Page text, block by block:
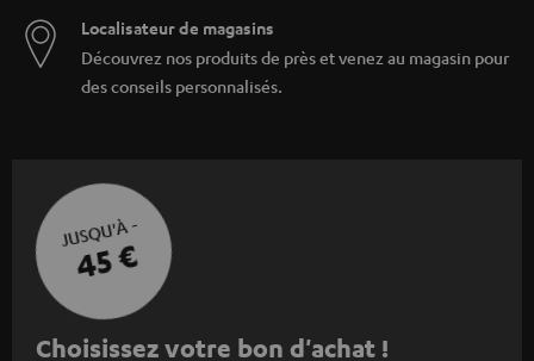
Localisateur de magasins
Découvrez nos produits de près et venez au magasin pour
des conseils personnalisés.
JUSQU'À -
45 €
I
Choisissez votre bon d'achat !